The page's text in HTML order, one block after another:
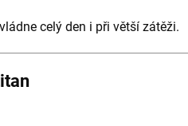
celý den i při větší zátěži.